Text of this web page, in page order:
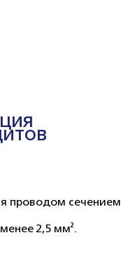
проводом сечением
2,5 мм².